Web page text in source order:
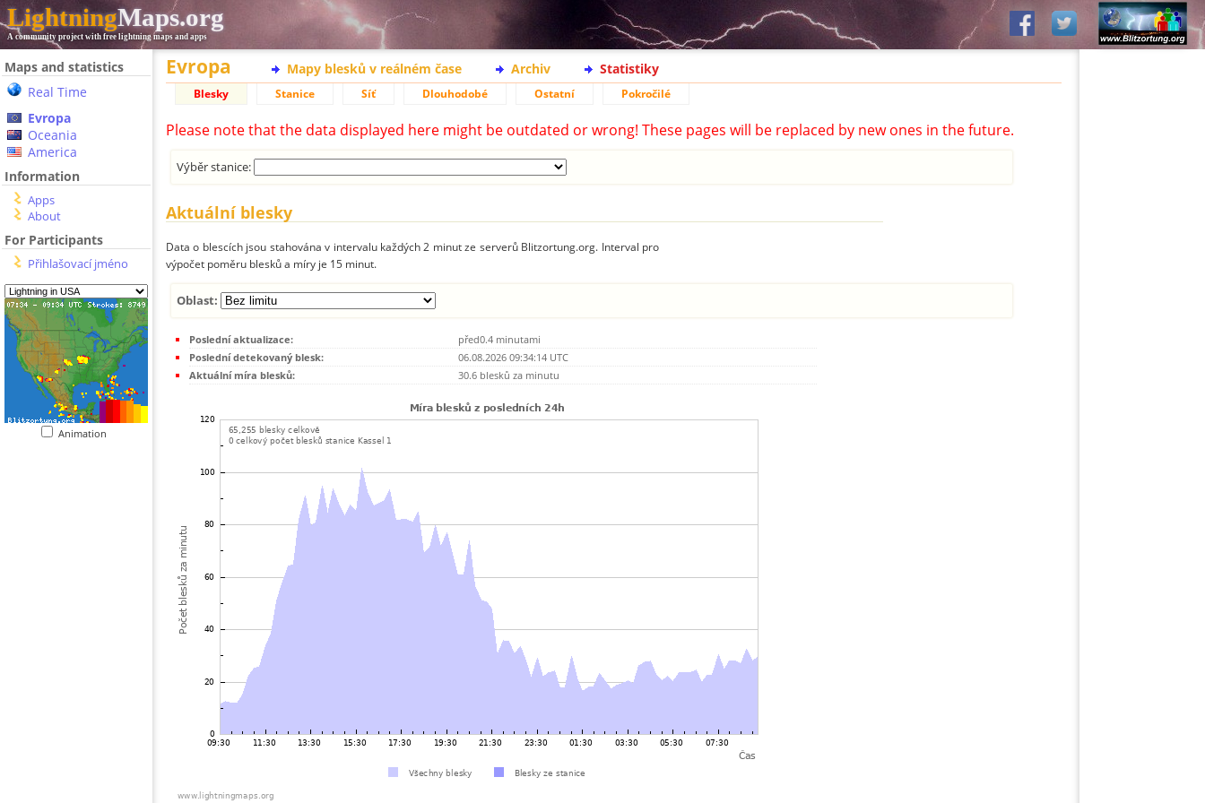
LightningMaps.org
A community project with free lightning maps and apps
Maps and statistics
Real Time
Evropa
Oceania
America
Information
Apps
About
For Participants
Přihlašovací jméno
Animation
Evropa Mapy blesků v reálném čase Archiv Statistiky
Blesky Stanice Síť Dlouhodobé Ostatní Pokročilé
Please note that the data displayed here might be outdated or wrong! These pages will be replaced by new ones in the future.
Výběr stanice:
Aktuální blesky
Data o blescích jsou stahována v intervalu každých 2 minut ze serverů Blitzortung.org. Interval pro
výpočet poměru blesků a míry je 15 minut.
Oblast:
Poslední aktualizace:
před0.4 minutami
Poslední detekovaný blesk:
06.08.2026 09:34:14 UTC
Aktuální míra blesků:
30.6 blesků za minutu